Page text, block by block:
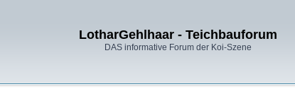
LotharGehlhaar - Teichbauforum
DAS informative Forum der Koi-Szene